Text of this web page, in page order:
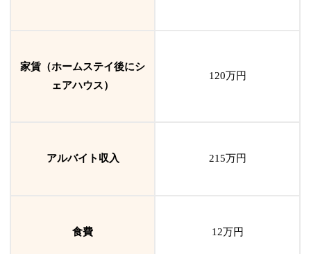
家賃（ホームステイ後にシ
ェアハウス）
120万円
アルバイト収入 215万円
食費 12万円